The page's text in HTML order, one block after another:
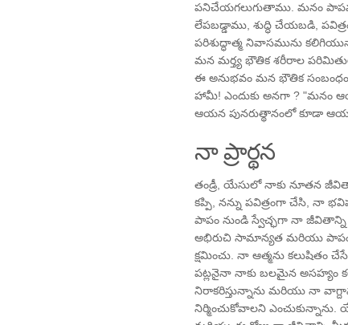
పనిచేయగలుగుతాము. మనం
లేపబడ్డాము, శుద్ధి చేయబడి,
పరిశుద్ధాత్మ నివాసమును
మన మర్త్య భౌతిక శరీరాల
ఈ అనుభవం మన భౌతిక
హామీ! ఎందుకు అనగా ?
ఆయన పునరుత్థానంలో కూడా
నా ప్రార్థన
తండ్రీ, యేసులో నాకు నూతన
కప్పి, నన్ను పవిత్రంగా చేసి, నా
పాపం నుండి స్వేచ్ఛగా నా జీవితాన్ని
అభిరుచి సామాన్యత మరియు
క్షమించు. నా ఆత్మను
పట్లనైనా నాకు బలమైన అసహ్యం
నిరాకరిస్తున్నాను మరియు నా
నిర్మించుకోవాలని ఎంచుకున్నాను.